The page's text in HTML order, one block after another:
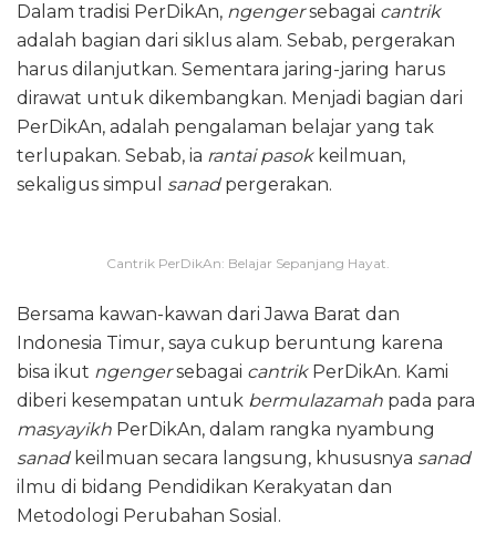
Dalam tradisi PerDikAn, ngengersebagai cantrik
adalah bagian dari siklus alam. Sebab, pergerakan
harus dilanjutkan. Sementara jaring-jaring harus
dirawat untuk dikembangkan. Menjadi bagian dari
PerDikAn, adalah pengalaman belajar yang tak
terlupakan. Sebab, ia rantai pasokkeilmuan,
sekaligus simpul sanadpergerakan.
Cantrik PerDikAn: Belajar Sepanjang Hayat.
Bersama kawan-kawan dari Jawa Barat dan
Indonesia Timur, saya cukup beruntung karena
bisa ikut ngengersebagai cantrikPerDikAn. Kami
diberi kesempatan untuk bermulazamah pada para
masyayikh PerDikAn, dalam rangka nyambung
sanadkeilmuan secara langsung, khususnya sanad
ilmu di bidang Pendidikan Kerakyatan dan
Metodologi Perubahan Sosial.